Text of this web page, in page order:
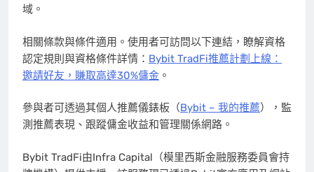
域。
相關條款與條件適用。使用者可訪問以下連結，瞭解資格
認定規則與資格條件詳情： Bybit TradFi推薦計劃上線：
邀請好友，賺取高達30%傭金 。
參與者可透過其個人推薦儀錶板（Bybit – 我的推薦），監
測推薦表現、跟蹤傭金收益和管理關係網路。
Bybit TradFi由Infra Capital（模里西斯金融服務委員會持